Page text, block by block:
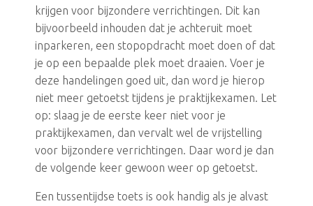
krijgen voor bijzondere verrichtingen. Dit kan
bijvoorbeeld inhouden dat je achteruit moet
inparkeren, een stopopdracht moet doen of dat
je op een bepaalde plek moet draaien. Voer je
deze handelingen goed uit, dan word je hierop
niet meer getoetst tijdens je praktijkexamen. Let
op: slaag je de eerste keer niet voor je
praktijkexamen, dan vervalt wel de vrijstelling
voor bijzondere verrichtingen. Daar word je dan
de volgende keer gewoon weer op getoetst.
Een tussentijdse toets is ook handig als je alvast